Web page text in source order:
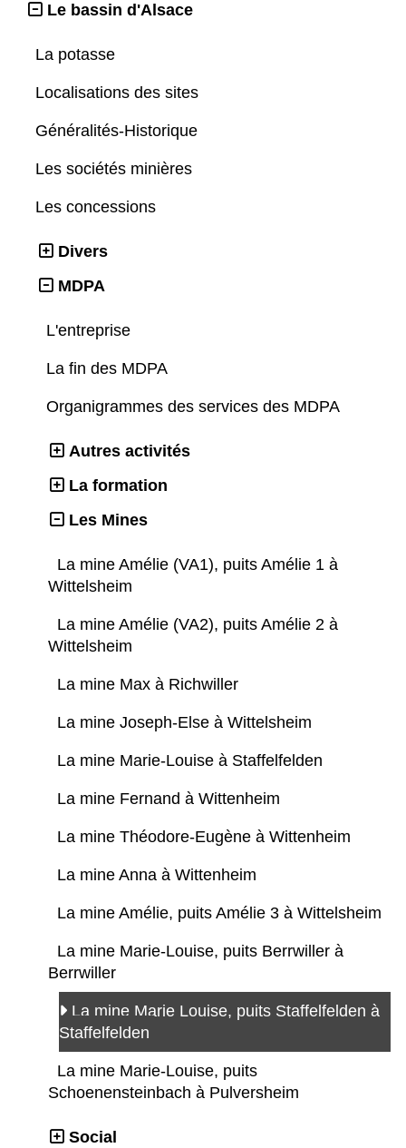
Le bassin d'Alsace
La potasse
Localisations des sites
Généralités-Historique
Les sociétés minières
Les concessions
Divers
MDPA
L'entreprise
La fin des MDPA
Organigrammes des services des MDPA
Autres activités
La formation
Les Mines
La mine Amélie (VA1), puits Amélie 1 à
Wittelsheim
La mine Amélie (VA2), puits Amélie 2 à
Wittelsheim
La mine Max à Richwiller
La mine Joseph-Else à Wittelsheim
La mine Marie-Louise à Staffelfelden
La mine Fernand à Wittenheim
La mine Théodore-Eugène à Wittenheim
La mine Anna à Wittenheim
La mine Amélie, puits Amélie 3 à Wittelsheim
La mine Marie-Louise, puits Berrwiller à
Berrwiller
La mine Marie Louise, puits Staffelfelden à
Staffelfelden
La mine Marie-Louise, puits
Schoenensteinbach à Pulversheim
Social